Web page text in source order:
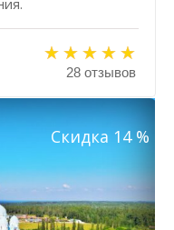
28 отзывов
Скидка 14 %